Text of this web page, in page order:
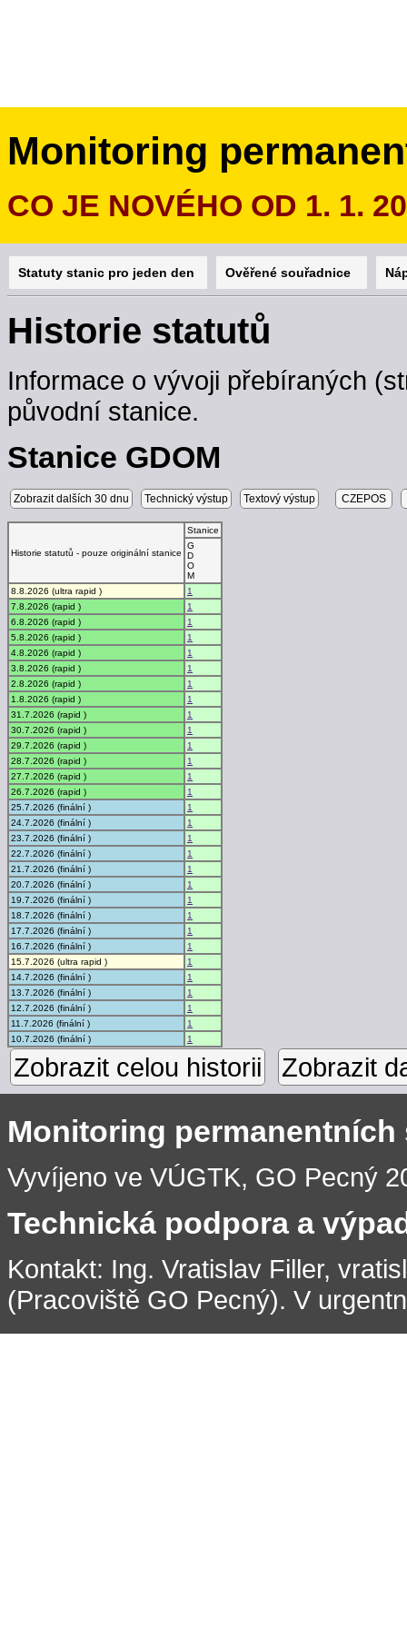
Monitoring
CO JE NOVÉHO OD 1. 1.
Statuty stanic pro jeden den Ověřené souřadnice
Historie statutů
Informace o vývoji přebíraných
původní stanice.
Stanice GDOM
Zobrazit dalších 30 dnu Technický výstup Textový výstup CZEPOS
Historie statutů - pouze originální stanice
Stanice
G
D
O
M
8.8.2026 (ultra rapid )
1
7.8.2026 (rapid )
1
6.8.2026 (rapid )
1
5.8.2026 (rapid )
1
4.8.2026 (rapid )
1
3.8.2026 (rapid )
1
2.8.2026 (rapid )
1
1.8.2026 (rapid )
1
31.7.2026 (rapid )
1
30.7.2026 (rapid )
1
29.7.2026 (rapid )
1
28.7.2026 (rapid )
1
27.7.2026 (rapid )
1
26.7.2026 (rapid )
1
25.7.2026 (finální )
1
24.7.2026 (finální )
1
23.7.2026 (finální )
1
22.7.2026 (finální )
1
21.7.2026 (finální )
1
20.7.2026 (finální )
1
19.7.2026 (finální )
1
18.7.2026 (finální )
1
17.7.2026 (finální )
1
16.7.2026 (finální )
1
15.7.2026 (ultra rapid )
1
14.7.2026 (finální )
1
13.7.2026 (finální )
1
12.7.2026 (finální )
1
11.7.2026 (finální )
1
10.7.2026 (finální )
1
Zobrazit celou historii Zobrazit
Monitoring permanentních
Vyvíjeno ve VÚGTK, GO Pecný
Technická podpora a
Kontakt: Ing. Vratislav Filler,
(Pracoviště GO Pecný). V